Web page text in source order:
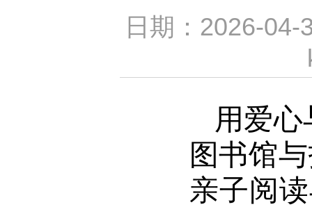
日期：2026-
用爱
图书馆
亲子阅